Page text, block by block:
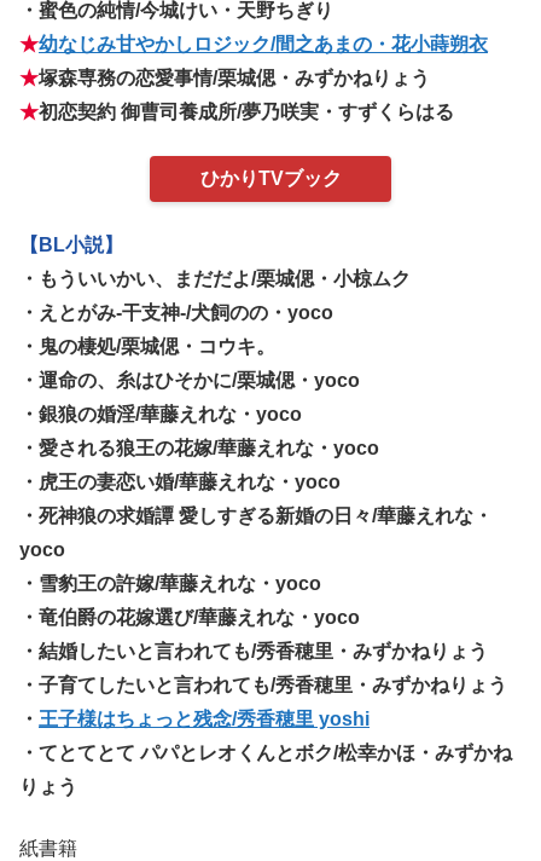
・蜜色の純情/今城けい・天野ちぎり
★幼なじみ甘やかしロジック/間之あまの・花小蒔朔衣
★塚森専務の恋愛事情/栗城偲・みずかねりょう
★初恋契約 御曹司養成所/夢乃咲実・すずくらはる
ひかりTVブック
【BL小説】
・もういいかい、まだだよ/栗城偲・小椋ムク
・えとがみ-干支神-/犬飼のの・yoco
・鬼の棲処/栗城偲・コウキ。
・運命の、糸はひそかに/栗城偲・yoco
・銀狼の婚淫/華藤えれな・yoco
・愛される狼王の花嫁/華藤えれな・yoco
・虎王の妻恋い婚/華藤えれな・yoco
・死神狼の求婚譚 愛しすぎる新婚の日々/華藤えれな・
yoco
・雪豹王の許嫁/華藤えれな・yoco
・竜伯爵の花嫁選び/華藤えれな・yoco
・結婚したいと言われても/秀香穂里・みずかねりょう
・子育てしたいと言われても/秀香穂里・みずかねりょう
・ 王子様はちょっと残念/秀香穂里 yoshi
・てとてとて パパとレオくんとボク/松幸かほ・みずかね
りょう
紙書籍